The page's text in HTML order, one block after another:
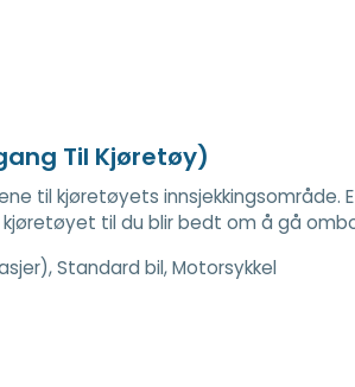
Til Kjøretøy)
til kjøretøyets innsjekkingsområde.
kjøretøyet til du blir bedt om å gå
Standard bil, Motorsykkel